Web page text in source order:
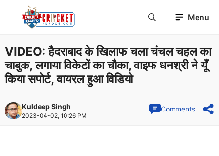
Menu
VIDEO: हैदराबाद के खिलाफ चला चंचल चहल का
चाबुक, लगाया विकेटों का चौका, वाइफ धनश्री ने यूँ
किया सपोर्ट, वायरल हुआ विडियो
Kuldeep Singh
2023-04-02, 10:26 PM
Comments